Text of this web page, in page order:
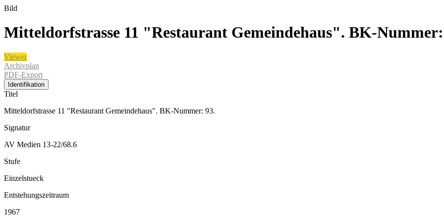
Bild
Mitteldorfstrasse 11 "Restaurant Gemeindehaus". BK-
Viewer
Archivplan
PDF-Export
Identifikation
Titel
Mitteldorfstrasse 11 "Restaurant Gemeindehaus". BK-Nummer: 93.
Signatur
AV Medien 13-22/68.6
Stufe
Einzelstueck
Entstehungszeitraum
1967